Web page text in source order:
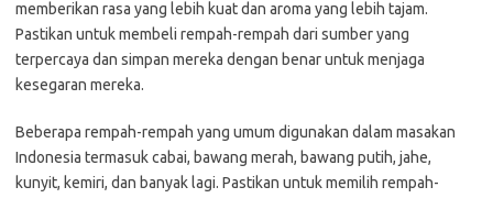
memberikan rasa yang lebih kuat dan aroma yang lebih tajam.
Pastikan untuk membeli rempah-rempah dari sumber yang
terpercaya dan simpan mereka dengan benar untuk menjaga
kesegaran mereka.
Beberapa rempah-rempah yang umum digunakan dalam masakan
Indonesia termasuk cabai, bawang merah, bawang putih, jahe,
kunyit, kemiri, dan banyak lagi. Pastikan untuk memilih rempah-